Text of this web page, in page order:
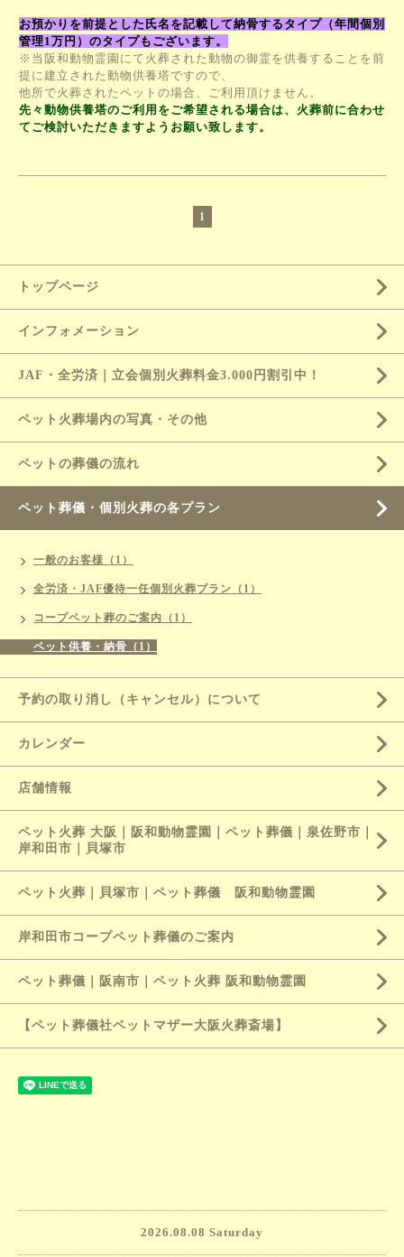
お預かりを前提とした氏名を記載して納骨するタイプ（年間個別
管理1万円）のタイプもございます。
※当阪和動物霊園にて火葬された動物の御霊を供養することを前
提に建立された動物供養塔ですので、
他所で火葬されたペットの場合、ご利用頂けません。
先々動物供養塔のご利用をご希望される場合は、火葬前に合わせ
てご検討いただきますようお願い致します。
1
トップページ
インフォメーション
JAF・全労済｜立会個別火葬料金3.000円割引中！
ペット火葬場内の写真・その他
ペットの葬儀の流れ
ペット葬儀・個別火葬の各プラン
一般のお客様（1）
全労済・JAF優待一任個別火葬プラン（1）
コープペット葬のご案内（1）
ペット供養・納骨（1）
予約の取り消し（キャンセル）について
カレンダー
店舗情報
ペット火葬 大阪｜阪和動物霊園｜ペット葬儀｜泉佐野市｜
岸和田市｜貝塚市
ペット火葬｜貝塚市｜ペット葬儀 阪和動物霊園
岸和田市コープペット葬儀のご案内
ペット葬儀｜阪南市｜ペット火葬 阪和動物霊園
【ペット葬儀社ペットマザー大阪火葬斎場】
2026.08.08 Saturday